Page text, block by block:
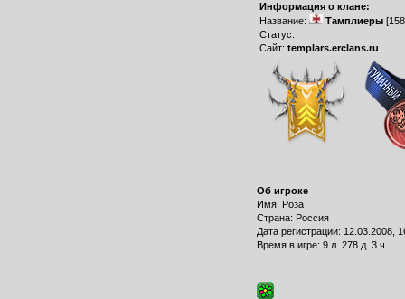
Информация о клане:
Название:
Тамплиеры
Статус:
Сайт: templars.erclans.ru
Об игроке
Имя: Роза
Страна: Россия
Дата регистрации: 12.03.2008,
Время в игре: 9 л. 278 д. 3 ч.